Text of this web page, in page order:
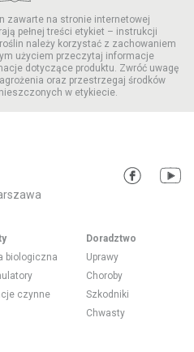
zawarte na stronie internetowej
pełnej treści etykiet – instrukcji
należy korzystać z zachowaniem
użyciem przeczytaj informacje
dotyczące produktu. Zwróć uwagę
oraz przestrzegaj środków
w etykiecie.
biologiczna
czynne
Doradztwo
Uprawy
Choroby
Szkodniki
Chwasty